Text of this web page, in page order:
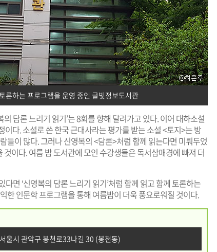
론하는 프로그램을 운영 중인 글빛정보도서관
담론 느리기 읽기’는 8회를 향해 달려가고 있다. 이어 대하소설
다. 소설로 쓴 한국 근대사라는 평가를 받는 소설 <토지>는 방
들이 많다. 그러나 신영복의 <담론>처럼 함께 읽는다면 미뤄두었
이다. 여름 밤 도서관에 모인 수강생들은 독서삼매경에 빠져 더
면 ‘신영복의 담론 느리기 읽기’처럼 함께 읽고 함께 토론하는
한 인문학 프로그램을 통해 여름밤이 더욱 풍요로워질 것이다.
울시 관악구 봉천로33나길 30 (봉천동)